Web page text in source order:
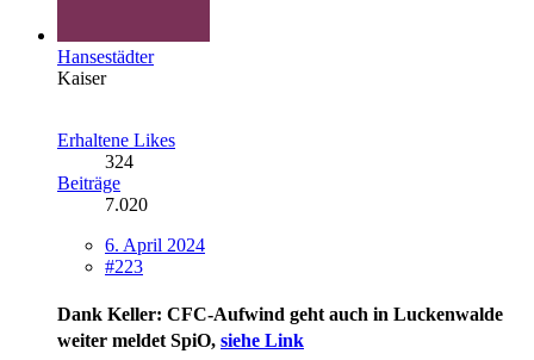
Hansestädter
Kaiser
Erhaltene Likes
324
Beiträge
7.020
6. April 2024
#223
Dank Keller: CFC-Aufwind geht auch in Luckenwalde
weiter meldet SpiO, siehe Link